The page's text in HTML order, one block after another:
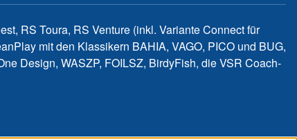
RS Toura, RS Venture (inkl. Variante Connect für
mit den Klassikern BAHIA, VAGO, PICO und BUG,
Design, WASZP, FOILSZ, BirdyFish, die VSR Coach-